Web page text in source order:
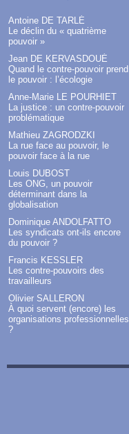
Antoine DE TARLÉ
Le déclin du « quatrième
pouvoir »
Jean DE KERVASDOUÉ
Quand le contre-pouvoir prend
le pouvoir : l’écologie
Anne-Marie LE POURHIET
La justice : un contre-pouvoir
problématique
Mathieu ZAGRODZKI
La rue face au pouvoir, le
pouvoir face à la rue
Louis DUBOST
Les ONG, un pouvoir
déterminant dans la
globalisation
Dominique ANDOLFATTO
Les syndicats ont-ils encore
du pouvoir ?
Francis KESSLER
Les contre-pouvoirs des
travailleurs
Olivier SALLERON
À quoi servent (encore) les
organisations professionnelles
?